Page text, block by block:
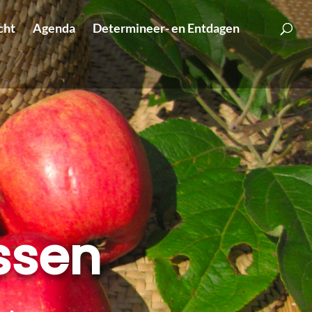
Agenda Determineer- en Entdagen